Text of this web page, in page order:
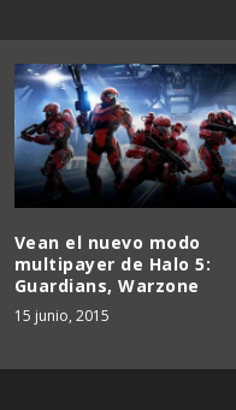
Vean el nuevo modo
multipayer de Halo 5:
Guardians, Warzone
15 junio, 2015